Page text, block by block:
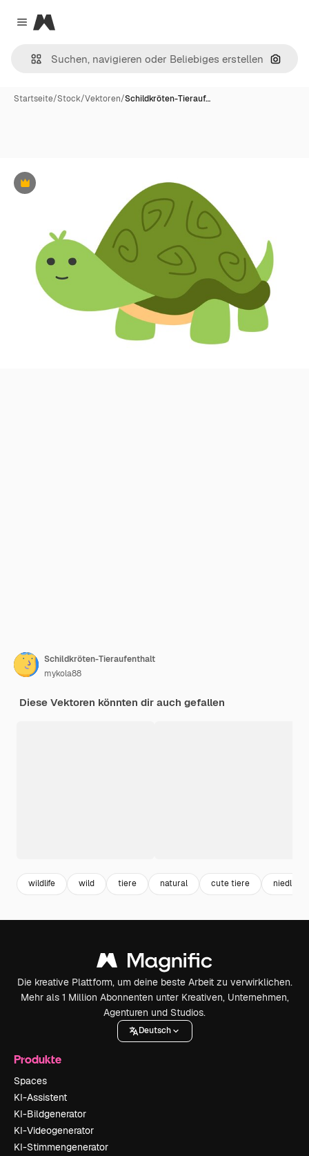
Close menu
Magnific
Nach
Startseite/Stock/Vektoren/Schildkröten-Tierauf…
Premium
Schildkröten-Tieraufenthalt
mykola88
Diese Vektoren könnten dir auch gefallen
wildlife wild tiere natural cute tiere
Die kreative Plattform, um deine beste Arbeit zu verwirklichen.
Mehr als 1 Million Abonnenten unter Kreativen, Unternehmen,
Agenturen und Studios.
Deutsch
Produkte
Spaces
KI-Assistent
KI-Bildgenerator
KI-Videogenerator
KI-Stimmengenerator